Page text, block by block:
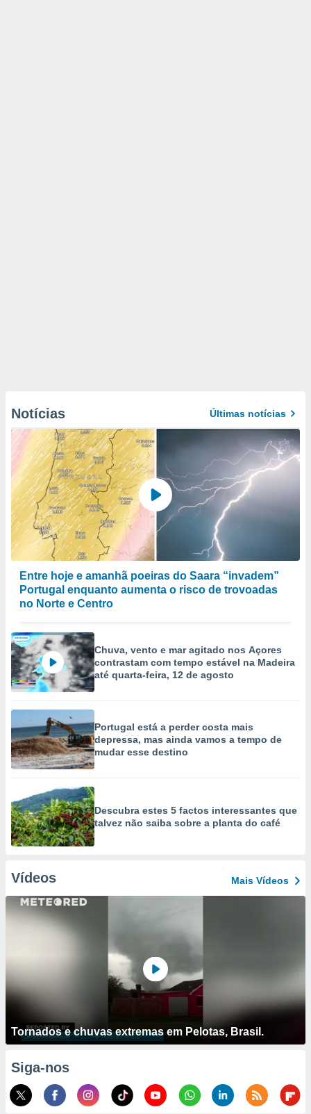
Notícias Últimas notícias
Entre hoje e amanhã poeiras do Saara “invadem”
Portugal enquanto aumenta o risco de trovoadas
no Norte e Centro
Chuva, vento e mar agitado nos Açores
contrastam com tempo estável na Madeira
até quarta-feira, 12 de agosto
Portugal está a perder costa mais
depressa, mas ainda vamos a tempo de
mudar esse destino
Descubra estes 5 factos interessantes que
talvez não saiba sobre a planta do café
Vídeos Mais Vídeos
Tornados e chuvas extremas em Pelotas, Brasil.
Siga-nos